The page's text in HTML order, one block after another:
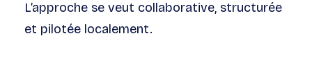
L’approche se veut collaborative, structurée
et pilotée localement.